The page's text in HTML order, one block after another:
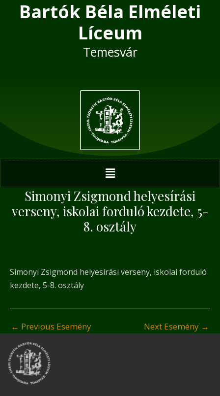
Bartók Béla Elméleti
Líceum
Temesvár
Menu
Simonyi Zsigmond helyesírási
verseny, iskolai forduló kezdete, 5-
8. osztály
Simonyi Zsigmond helyesírási verseny, iskolai forduló
kezdete, 5-8. osztály
Post
navigation
← Previous Esemény Next Esemény →